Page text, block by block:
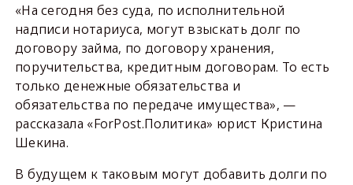
«На сегодня без суда, по исполнительной
надписи нотариуса, могут взыскать долг по
договору займа, по договору хранения,
поручительства, кредитным договорам. То есть
только денежные обязательства и
обязательства по передаче имущества», —
рассказала «ForPost.Политика» юрист Кристина
Шекина.
В будущем к таковым могут добавить долги по